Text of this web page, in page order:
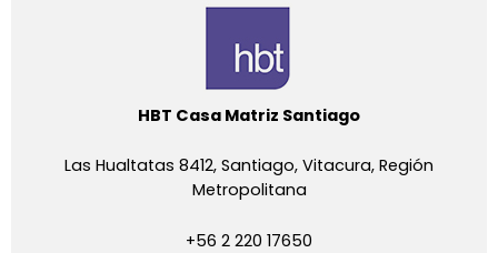
HBT Casa Matriz Santiago
Las Hualtatas 8412, Santiago, Vitacura, Región
Metropolitana
+56 2 220 17650